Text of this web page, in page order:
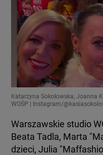
Katarzyna Sokołowska, Joanna
WOŚP | Instagram/
Warszawskie studio
Beata Tadla, Marta
dzieci, Julia